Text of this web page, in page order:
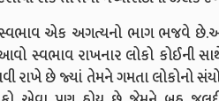
સ્વભાવ એક અગત્યનો ભાગ ભજવે
સ્વભાવ રાખનાર લોકો કોઈની
રાખે છે જ્યાં તેમને ગમતા લોકોનો